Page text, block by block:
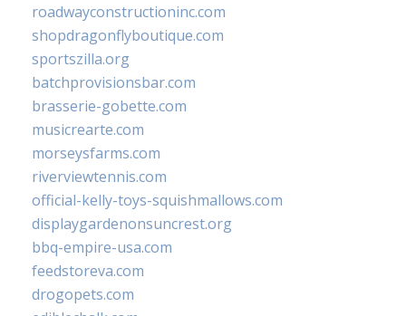
roadwayconstructioninc.com
shopdragonflyboutique.com
sportszilla.org
batchprovisionsbar.com
brasserie-gobette.com
musicrearte.com
morseysfarms.com
riverviewtennis.com
official-kelly-toys-squishmallows.com
displaygardenonsuncrest.org
bbq-empire-usa.com
feedstoreva.com
drogopets.com